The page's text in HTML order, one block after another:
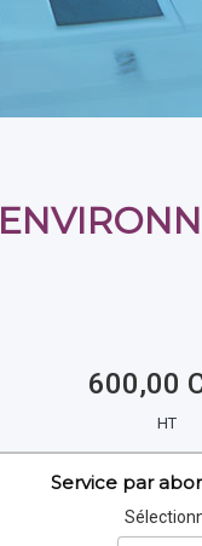
600,00
HT
Service par